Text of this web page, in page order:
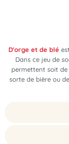
D'orge et de blé est
Dans ce jeu de
permettent soit de
sorte de bière ou